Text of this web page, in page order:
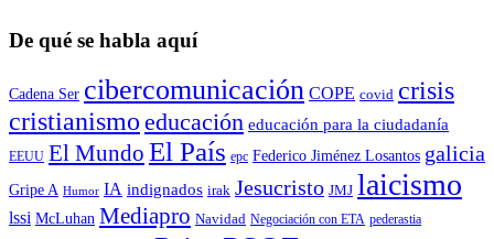
De qué se habla aquí
Cadena Ser cibercomunicación COPE covid crisis
cristianismo educación educación para la ciudadaní­a
EEUU El Mundo El País epc Federico Jiménez Losantos galicia
Gripe A Humor IA indignados irak Jesucristo JMJ laicismo
lssi McLuhan Mediapro Navidad Negociación con ETA pederastia